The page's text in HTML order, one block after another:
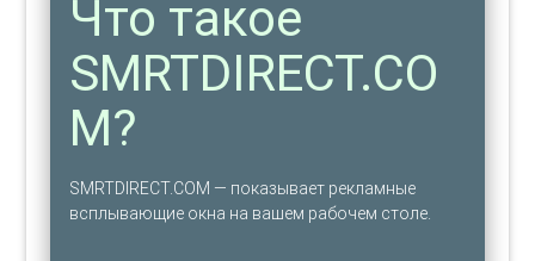
Что такое
SMRTDIRECT.CO
M?
SMRTDIRECT.COM — показывает рекламные
всплывающие окна на вашем рабочем столе.